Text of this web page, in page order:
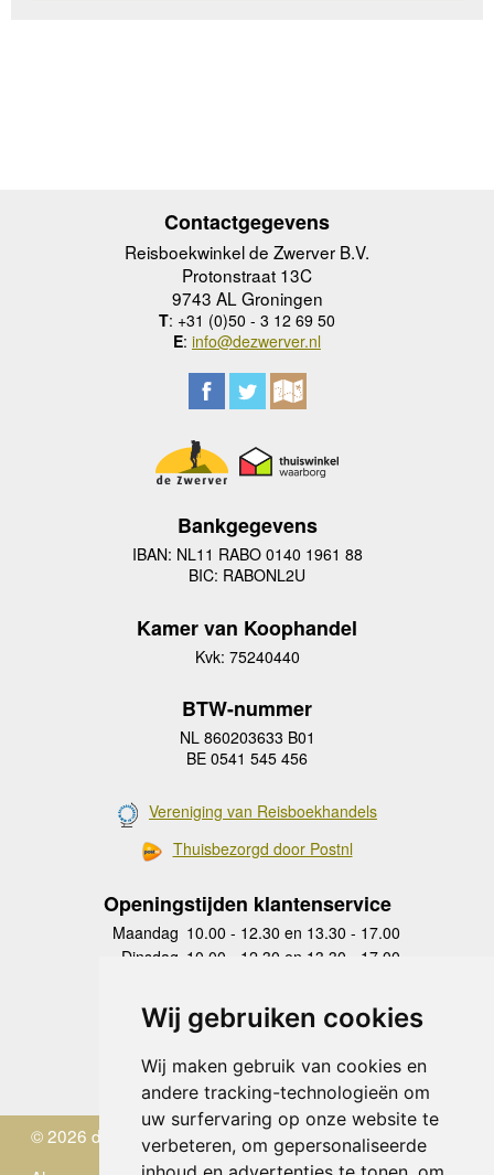
Wij gebruiken cookies
Wij maken gebruik van cookies en
andere tracking-technologieën om
uw surfervaring op onze website te
verbeteren, om gepersonaliseerde
Contactgegevens
Reisboekwinkel de Zwerver B.V.
Protonstraat 13C
9743 AL Groningen
T: +31 (0)50 - 3 12 69 50
E: info@dezwerver.nl
Bankgegevens
IBAN: NL11 RABO 0140 1961 88
BIC: RABONL2U
Kamer van Koophandel
Kvk: 75240440
BTW-nummer
NL 860203633 B01
BE 0541 545 456
Vereniging van Reisboekhandels
Thuisbezorgd door Postnl
Openingstijden klantenservice
Maandag 10.00 - 12.30 en 13.30 - 17.00
Dinsdag 10.00 - 12.30 en 13.30 - 17.00
Donderdag
10.00 - 12.30 en 13.30 - 17.00
Vrijdag 10.00 - 12.30 en 13.30 - 17.00
Zaterdag
gesloten
Zondag gesloten
© 2026 de Zwerver